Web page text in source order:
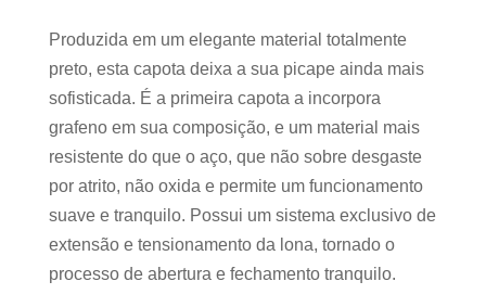
Produzida em um elegante material totalmente
preto, esta capota deixa a sua picape ainda mais
sofisticada. É a primeira capota a incorpora
grafeno em sua composição, e um material mais
resistente do que o aço, que não sobre desgaste
por atrito, não oxida e permite um funcionamento
suave e tranquilo. Possui um sistema exclusivo de
extensão e tensionamento da lona, tornado o
processo de abertura e fechamento tranquilo.